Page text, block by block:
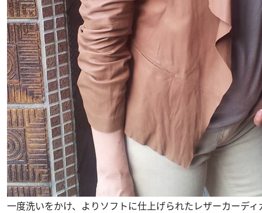
一度洗いをかけ、よりソフトに仕上げられたレザーカーデ